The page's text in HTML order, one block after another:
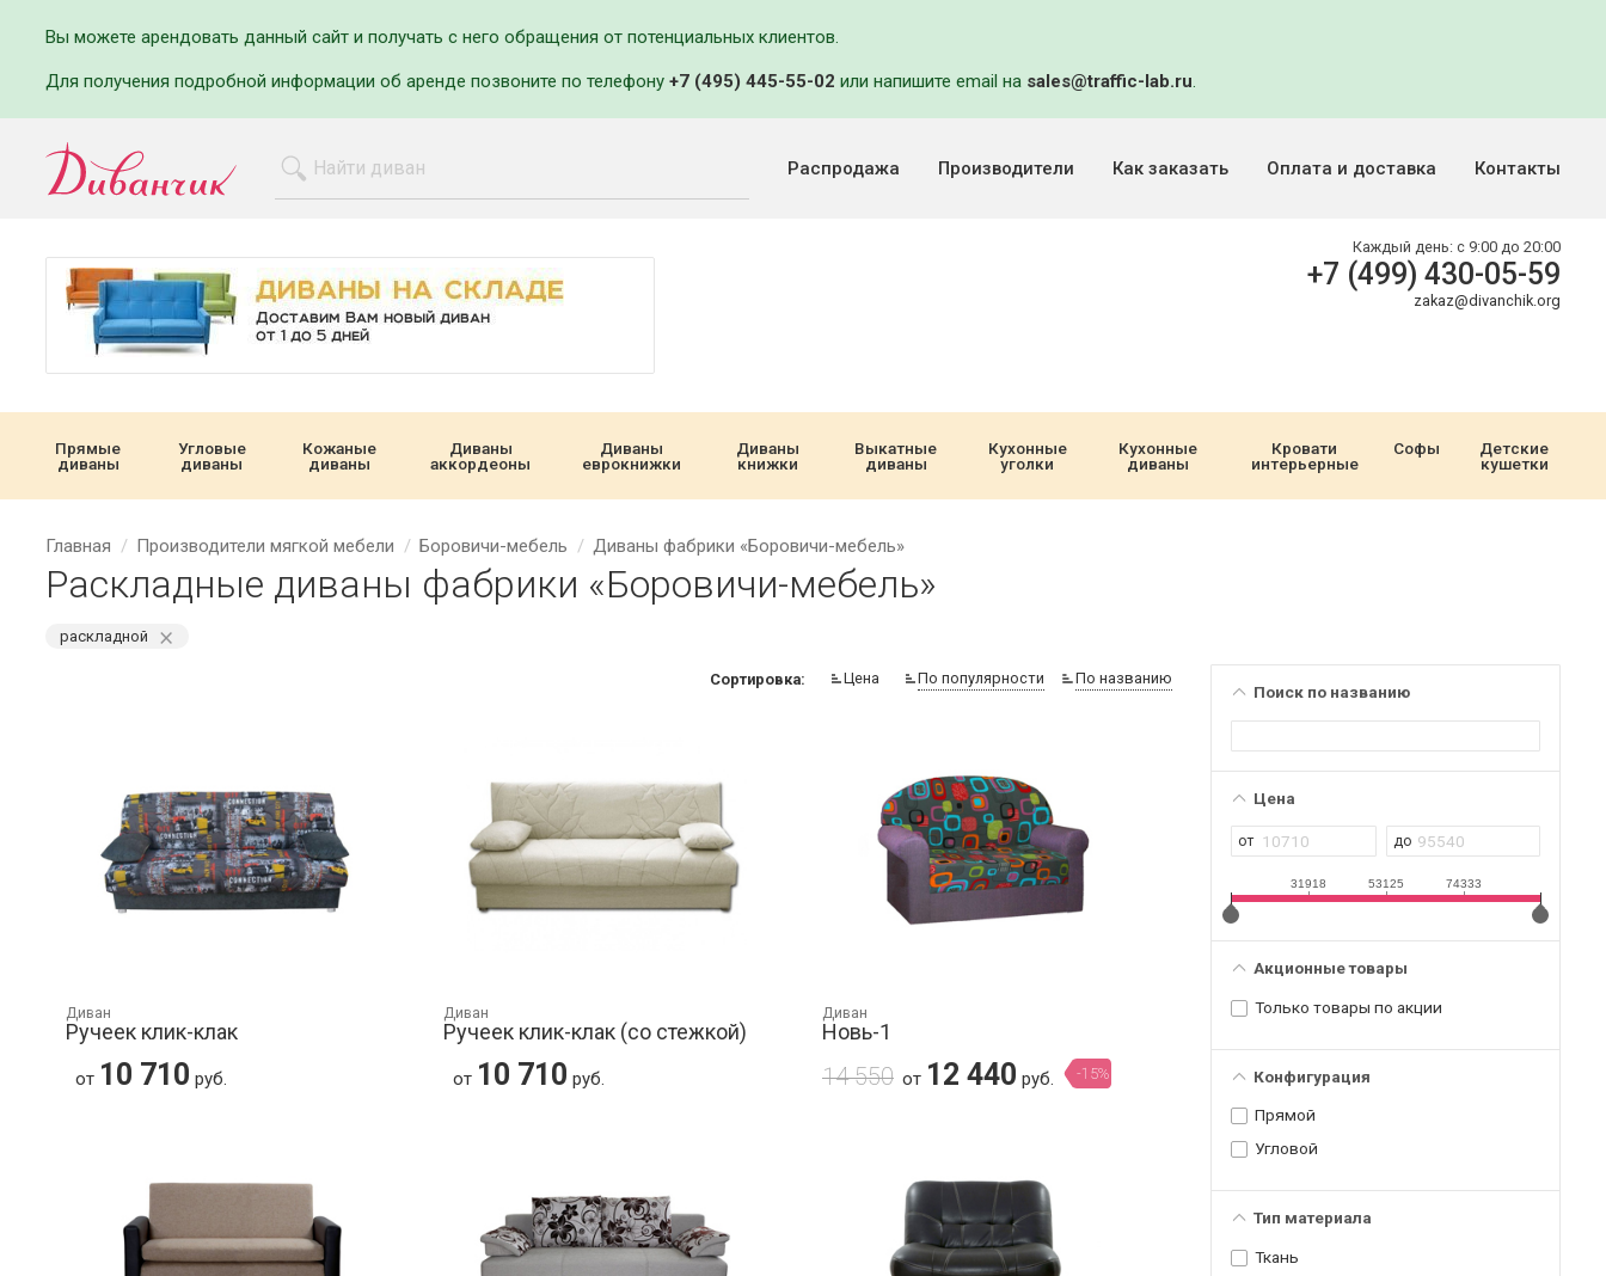
Вы можете арендовать данный сайт и получать с него обращения от потенциальных клиентов.
Для получения подробной информации об аренде позвоните по телефону +7 (495) 445-55-02 или напишите email на sales@traffic-lab.ru.
Распродажа Производители Как заказать Оплата и доставка Контакты
Каждый день: с 9:00 до 20:00
+7 (499) 430-05-59
zakaz@divanchik.org
Прямые
диваны
Угловые
диваны
Кожаные
диваны
Диваны
аккордеоны
Диваны
еврокнижки
Диваны
книжки
Выкатные
диваны
Кухонные
уголки
Кухонные
диваны
Кровати
интерьерные
Софы
Детские
кушетки
Главная Производители мягкой мебели Боровичи-мебель Диваны фабрики «Боровичи-мебель»
Раскладные диваны фабрики «Боровичи-мебель»
Поиск по названию
Цена
31918 53125 74333
Акционные товары
Только товары по акции
Конфигурация
Прямой
Угловой
Тип материала
Ткань
раскладной ⨯
Сортировка: Цена По популярности По названию
Диван
Ручеек клик-клак
от 10 710 руб.
Диван
Ручеек клик-клак (со стежкой)
от 10 710 руб.
Диван
Новь-1
14 550 от 12 440 руб. -15%